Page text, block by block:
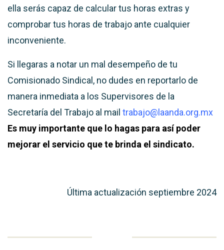
ella serás capaz de calcular tus horas extras y
comprobar tus horas de trabajo ante cualquier
inconveniente.
Si llegaras a notar un mal desempeño de tu
Comisionado Sindical, no dudes en reportarlo de
manera inmediata a los Supervisores de la
Secretaría del Trabajo al mail trabajo@laanda.org.mx
Es muy importante que lo hagas para así poder
mejorar el servicio que te brinda el sindicato.
Última actualización septiembre 2024